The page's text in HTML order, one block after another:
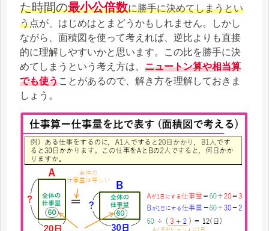
た時間の最小公倍数に勝手に決めてしまうとい
う点が、はじめはとまどうかもしれません。しかし
ながら、面積図を使って考えれば、逆比よりも直接
的に理解しやすいかと思います。この比を勝手に決
めてしまうという考え方は、 ニュートン算や相当算
でも使うことがあるので、解き方を理解しておきま
しょう。